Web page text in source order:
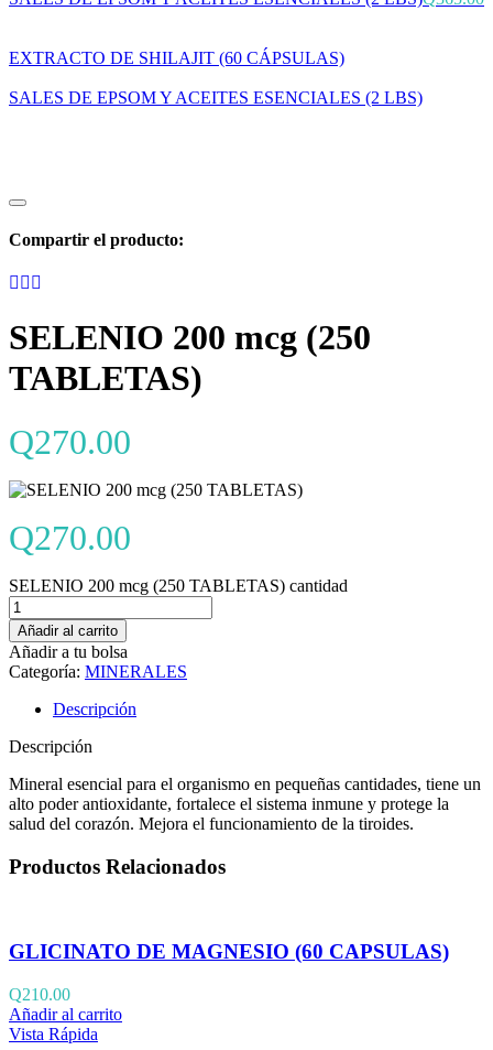
EXTRACTO DE SHILAJIT (60 CÁPSULAS)
SALES DE EPSOM Y ACEITES ESENCIALES (2 LBS)
Compartir el producto:
SELENIO 200 mcg (250
TABLETAS)
Q270.00
Q270.00
SELENIO 200 mcg (250 TABLETAS) cantidad
Añadir al carrito
Añadir a tu bolsa
Categoría: MINERALES
Descripción
Descripción
Mineral esencial para el organismo en pequeñas cantidades, tiene un
alto poder antioxidante, fortalece el sistema inmune y protege la
salud del corazón. Mejora el funcionamiento de la tiroides.
Productos Relacionados
GLICINATO DE MAGNESIO (60 CAPSULAS)
Q210.00
Añadir al carrito
Vista Rápida